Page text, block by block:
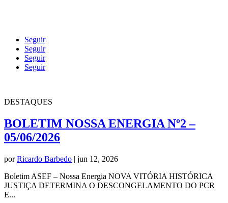
Seguir
Seguir
Seguir
Seguir
DESTAQUES
BOLETIM NOSSA ENERGIA Nº2 –
05/06/2026
porRicardo Barbedo | jun 12, 2026
Boletim ASEF – Nossa Energia NOVA VITÓRIA HISTÓRICA
JUSTIÇA DETERMINA O DESCONGELAMENTO DO PCR
E...